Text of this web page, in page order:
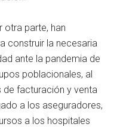
otra parte, han
construir la necesaria
ante la pandemia de
poblacionales, al
facturación y venta
a los aseguradores,
a los hospitales